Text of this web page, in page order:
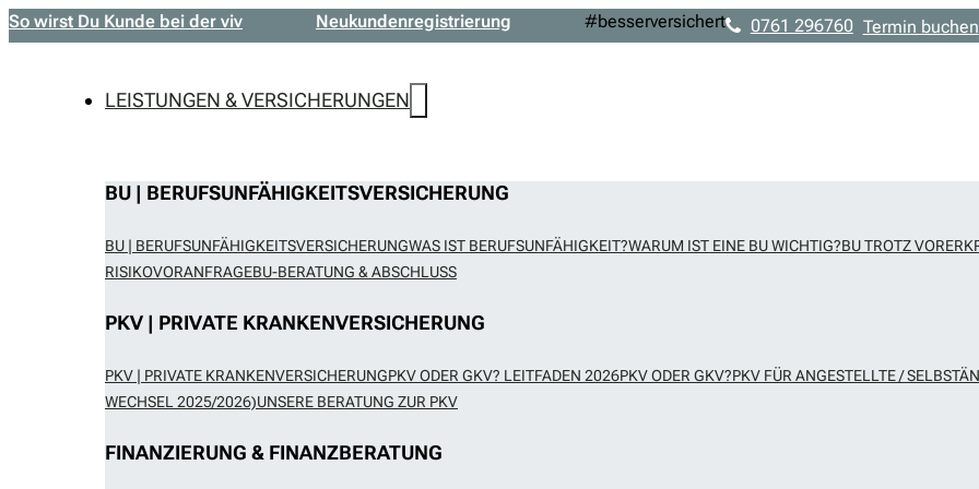
So wirst Du Kunde bei der viv Neukundenregistrierung #besserversichert 0761 296760 Termin buchen
LEISTUNGEN & VERSICHERUNGEN
BU | BERUFSUNFÄHIGKEITSVERSICHERUNG
BU | BERUFSUNFÄHIGKEITSVERSICHERUNGWAS IST BERUFSUNFÄHIGKEIT?WARUM IST EINE BU WICHTIG?BU TROTZ
RISIKOVORANFRAGEBU-BERATUNG & ABSCHLUSS
PKV | PRIVATE KRANKENVERSICHERUNG
PKV | PRIVATE KRANKENVERSICHERUNGPKV ODER GKV? LEITFADEN 2026PKV ODER GKV?PKV FÜR ANGESTELLTE /
WECHSEL 2025/2026)UNSERE BERATUNG ZUR PKV
FINANZIERUNG & FINANZBERATUNG